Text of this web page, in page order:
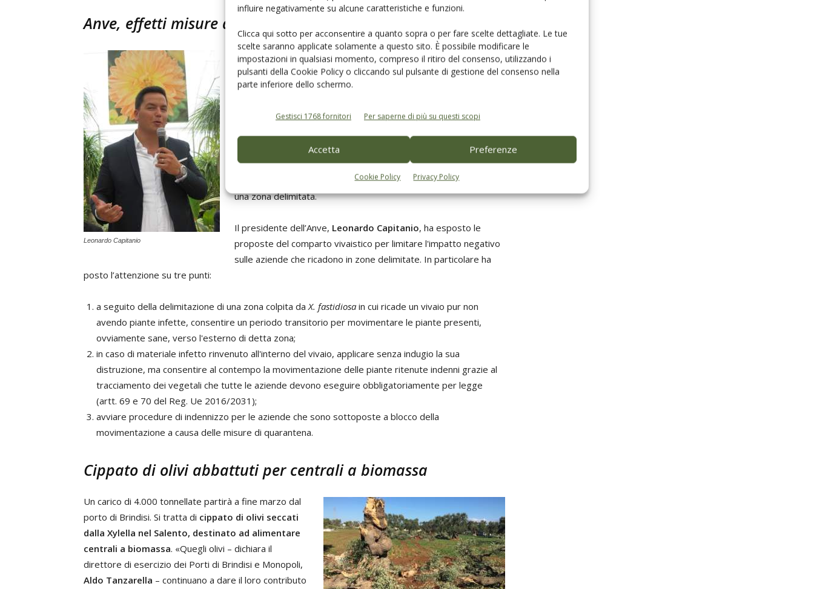
influire negativamente su alcune caratteristiche e funzioni.
Clicca qui sotto per acconsentire a quanto sopra o per fare scelte dettagliate. Le tue
scelte saranno applicate solamente a questo sito. È possibile modificare le
impostazioni in qualsiasi momento, compreso il ritiro del consenso, utilizzando i
pulsanti della Cookie Policy o cliccando sul pulsante di gestione del consenso nella
parte inferiore dello schermo.
Gestisci 1768 fornitori Per saperne di più su questi scopi
Accetta Preferenze
Cookie Policy Privacy Policy
Anve, effetti misure di quarantena applicate ai vivai
Leonardo Capitanio
L’Associazione nazionale vivaisti esportatori (Anve) ha
organizzato una tavola rotonda, fra imprese vivaistiche e
istituzioni, con due finalità. Da un alto valutare gli effetti delle
diffusione di Xylella. Dall’altro comprendere se e come
modificare ilReg. (Ue) 2020/1201 relativo alle misure per
prevenire l’introduzione e la diffusione nell’Ue della
fastidiosaattualmente in vigore, che prevede forti limitazioni
della movimentazione di piante non infette quando ricadenti in
una zona delimitata.
Il presidente dell’Anve, Leonardo Capitanio, ha esposto le
proposte del comparto vivaistico per limitare l'impatto negativo
sulle aziende che ricadono in zone delimitate. In particolare ha
posto l’attenzione su tre punti:
a seguito della delimitazione di una zona colpita daX. fastidiosa in cui ricade un vivaio pur non
avendo piante infette, consentire un periodo transitorio per movimentare le piante presenti,
ovviamente sane, verso l'esterno di detta zona;
in caso di materiale infetto rinvenuto all'interno del vivaio, applicare senza indugio la sua
distruzione, ma consentire al contempo la movimentazione delle piante ritenute indenni grazie al
tracciamento dei vegetali che tutte le aziende devono eseguire obbligatoriamente per legge
(artt. 69 e 70 del Reg. Ue 2016/2031);
avviare procedure di indennizzo per le aziende che sono sottoposte a blocco della
movimentazione a causa delle misure di quarantena.
Cippato di olivi abbattuti per centrali a biomassa
Un carico di 4.000 tonnellate partirà a fine marzo dal
porto di Brindisi. Si tratta di cippato di olivi seccati
dalla Xylella nel Salento, destinato ad alimentare
centrali a biomassa. «Quegli olivi – dichiara il
direttore di esercizio dei Porti di Brindisi e Monopoli,
Aldo Tanzarella – continuano a dare il loro contributo